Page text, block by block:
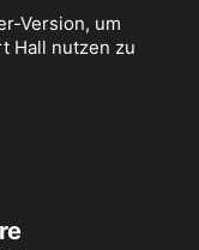
Version, um
Hall nutzen zu